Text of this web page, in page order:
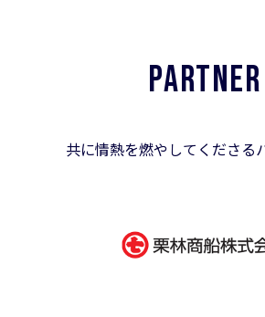
PARTNER
共に情熱を燃やしてくださる